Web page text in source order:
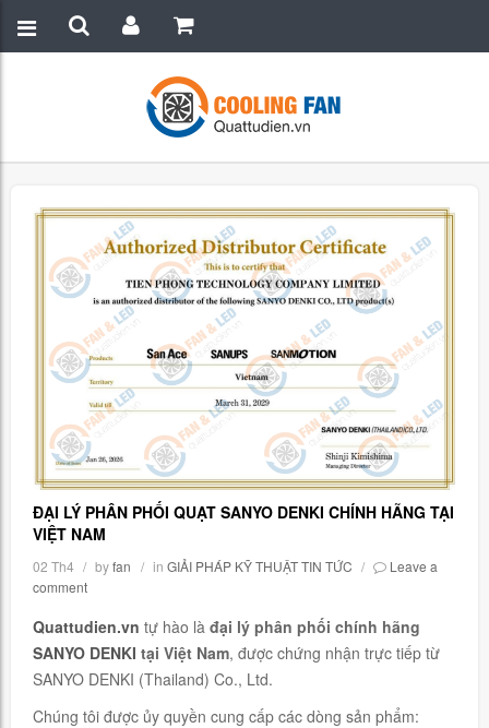
ĐẠI LÝ PHÂN PHỐI QUẠT SANYO DENKI CHÍNH HÃNG TẠI
VIỆT NAM
02 Th4 / byfan / in GIẢI PHÁP KỸ THUẬTTIN TỨC /
Leave a
comment
Quattudien.vn tự hào là đại lý phân phối chính hãng
SANYO DENKI tại Việt Nam, được chứng nhận trực tiếp từ
SANYO DENKI (Thailand) Co., Ltd.
Chúng tôi được ủy quyền cung cấp các dòng sản phẩm: